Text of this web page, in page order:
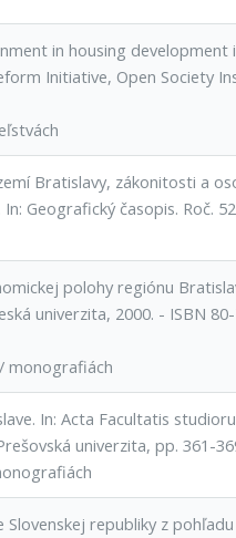
in housing development
Initiative, Open Society
Bratislavy, zákonitosti a
časopis. Roč.
polohy regiónu
univerzita, 2000. - ISBN
monografiách
In: Acta Facultatis
univerzita, pp. 361-
Slovenskej republiky z